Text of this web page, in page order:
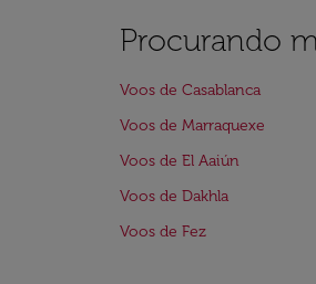
Procurando
Voos de Casablanca
Voos de Marraquexe
Voos de El Aaiún
Voos de Dakhla
Voos de Fez